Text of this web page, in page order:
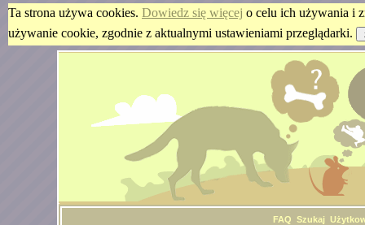
Ta strona używa cookies. Dowiedz się więcej o celu ich używania i
używanie cookie, zgodnie z aktualnymi ustawieniami przeglądarki.
FAQ Szukaj